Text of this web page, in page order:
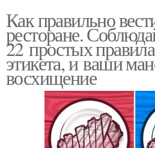
Как правильно
ресторане.
22 простых
этикета, и ваши
восхищение